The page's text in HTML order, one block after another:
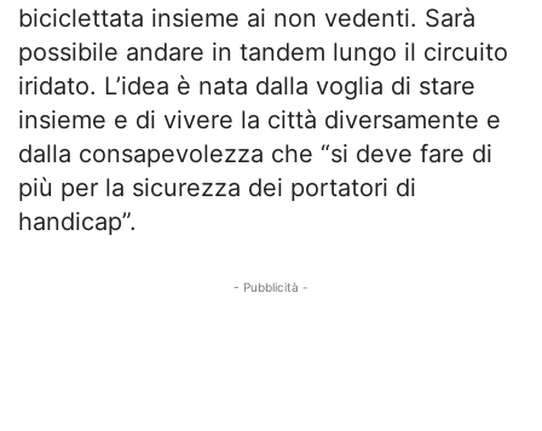
biciclettata insieme ai non vedenti. Sarà
possibile andare in tandem lungo il circuito
iridato. L’idea è nata dalla voglia di stare
insieme e di vivere la città diversamente e
dalla consapevolezza che “si deve fare di
più per la sicurezza dei portatori di
handicap”.
- Pubblicità -